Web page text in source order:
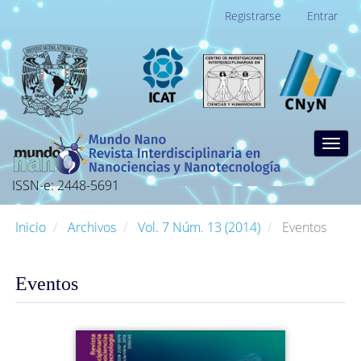
Navegación
Contenido
principal
Barra
lateral
Registrarse Entrar
ISSN-e: 2448-5691
Inicio Archivos Vol. 7 Núm. 13 (2014) Eventos
Eventos